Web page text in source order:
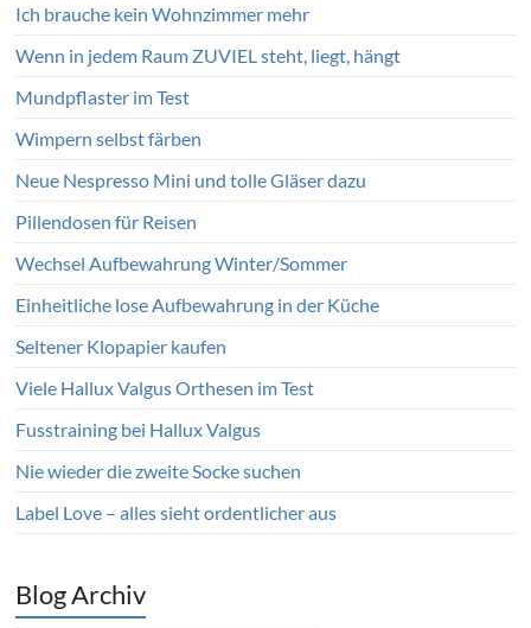
Ich brauche kein Wohnzimmer mehr
Wenn in jedem Raum ZUVIEL steht, liegt, hängt
Mundpflaster im Test
Wimpern selbst färben
Neue Nespresso Mini und tolle Gläser dazu
Pillendosen für Reisen
Wechsel Aufbewahrung Winter/Sommer
Einheitliche lose Aufbewahrung in der Küche
Seltener Klopapier kaufen
Viele Hallux Valgus Orthesen im Test
Fusstraining bei Hallux Valgus
Nie wieder die zweite Socke suchen
Label Love – alles sieht ordentlicher aus
Blog Archiv